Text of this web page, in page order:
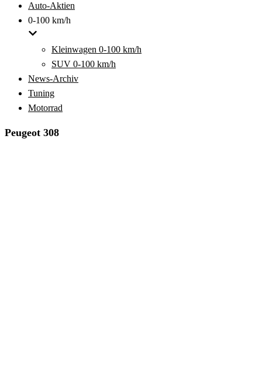
Auto-Aktien
0-100 km/h
Kleinwagen 0-100 km/h
SUV 0-100 km/h
News-Archiv
Tuning
Motorrad
Peugeot 308